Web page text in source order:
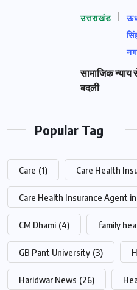
उत्तराखंड
सामाजिक न्याय
बदली
Popular Tag
Care (1) Care Health
Care Health Insurance Agent
CM Dhami (4) family
GB Pant University (3)
Haridwar News (26)